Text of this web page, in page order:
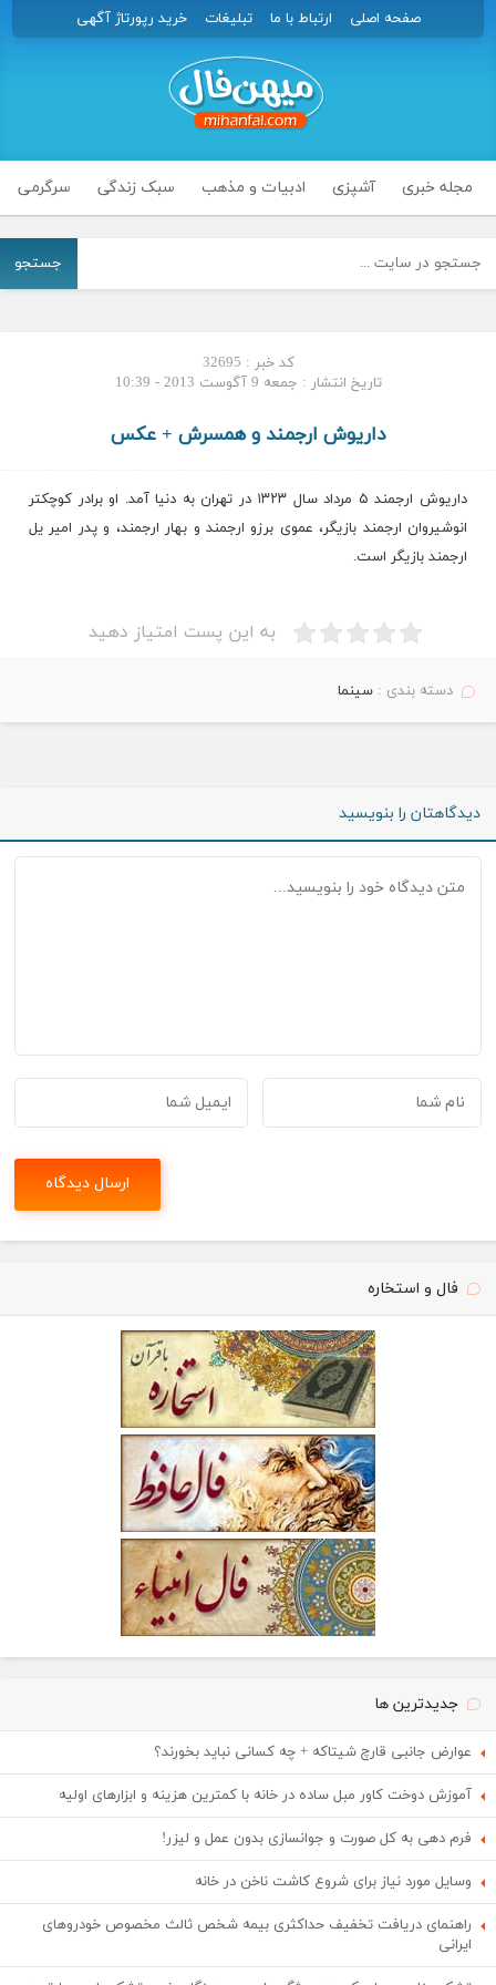
صفحه اصلی ارتباط با ما تبلیغات خرید رپورتاژ آگهی
مجله خبری آشپزی ادبیات و مذهب سبک زندگی سرگرمی
جستجو
کد خبر : 32695
تاریخ انتشار : جمعه 9 آگوست 2013 - 10:39
داریوش ارجمند و همسرش + عکس
داریوش ارجمند ۵ مرداد سال ۱۳۲۳ در تهران به دنیا آمد. او برادر
کوچکتر
انوشیروان ارجمند بازیگر، عموی برزو ارجمند و بهار ارجمند، وپدر امیر یل
ارجمند بازیگر است.
به این پست امتیاز دهید
دسته بندی :سینما
دیدگاهتان را بنویسید
فال و استخاره
جدیدترین ها
عوارض جانبی قارچ شیتاکه + چه کسانی نباید بخورند؟
آموزش دوخت کاور مبل ساده در خانه با کمترین هزینه و ابزارهای اولیه
فرم دهی به کل صورت و جوانسازی بدون عمل و لیزر!
وسایل مورد نیاز برای شروع کاشت ناخن در خانه
راهنمای دریافت تخفیف حداکثری بیمه شخص ثالث مخصوص خودروهای
ایرانی